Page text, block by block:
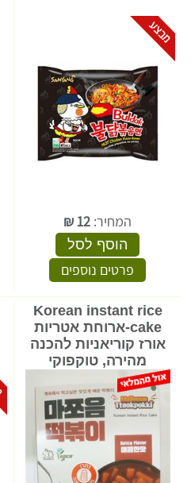
המחיר: 12
₪
הוסף לסל
פרטים נוספים
Korean instant rice
cake-ארוחת אטריות
אורז קוריאניות להכנה
מהירה, טוקפוקי